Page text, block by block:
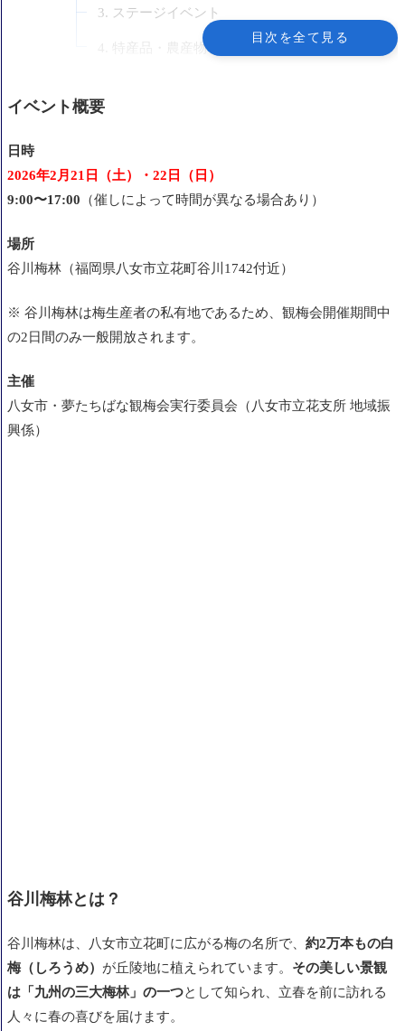
目次を全て見る
3. ステージイベント
4. 特産品・農産物・飲食ブース
車でのアクセス
シャトルバス
イベント概要
日時
2026年2月21日（土）・22日（日）
9:00〜17:00 （催しによって時間が異なる場合あり）
場所
谷川梅林（福岡県八女市立花町谷川1742付近）
※ 谷川梅林は梅生産者の私有地であるため、観梅会開催期間中
の2日間のみ一般開放されます。
主催
八女市・夢たちばな観梅会実行委員会（八女市立花支所 地域振
興係）
谷川梅林とは？
谷川梅林は、八女市立花町に広がる梅の名所で、 約2万本もの白
梅（しろうめ） が丘陵地に植えられています。 その美しい景観
は「九州の三大梅林」の一つとして知られ、立春を前に訪れる
人々に春の喜びを届けます。